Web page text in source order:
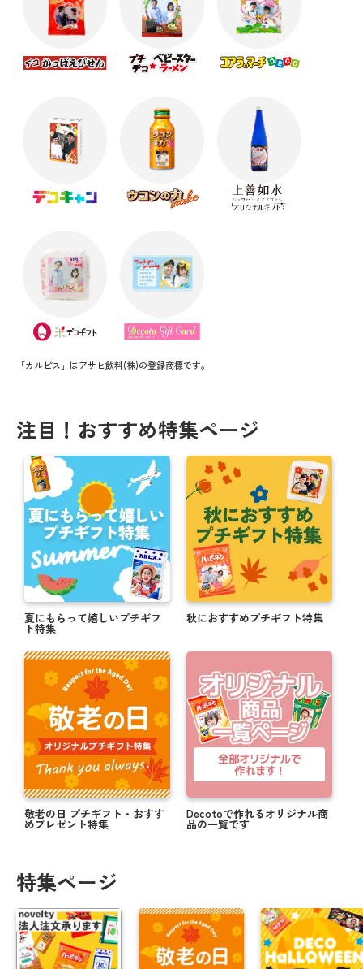
「カルピス」はアサヒ飲料(株)の登録商標です。
注目！おすすめ特集ページ
夏にもらって嬉しいプチギフ
ト特集
秋におすすめプチギフト特集
敬老の日 プチギフト・おすす
めプレゼント特集
Decotoで作れるオリジナル商
品の一覧です
特集ページ